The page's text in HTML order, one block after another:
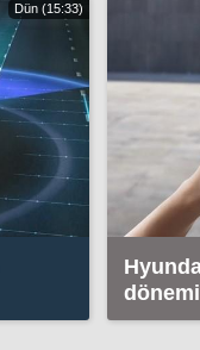
Dün (15:33)
neler?